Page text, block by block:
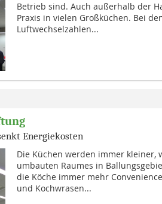
Betrieb sind. Auch außerhalb der
Praxis in vielen Großküchen. Bei
Luftwechselzahlen...
Energiekosten
Die Küchen werden immer kleiner,
umbauten Raumes in
die Köche immer mehr
und Kochwrasen...